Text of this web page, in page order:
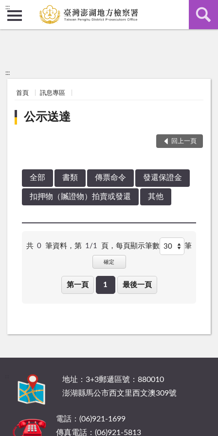
:::
:::
首頁 訊息專區
公示送達
回上一頁
全部 書類 傳票命令 發還保證金
扣押物（贓證物）拍賣或發還 其他
共 0 筆資料，第 1/1 頁， 每頁顯示筆數 筆
確定
第一頁 1 最後一頁
地址：3+3郵遞區號：880010
澎湖縣馬公市西文里西文澳309號
電話：(06)921-1699
傳真電話：(06)921-5813